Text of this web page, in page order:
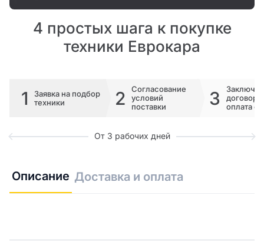
4 простых шага к покупке
техники Еврокара
1
Заявка на подбор
техники
2
Согласование
условий
поставки
3
договора
оплата
От 3 рабочих дней
Описание Доставка и оплата